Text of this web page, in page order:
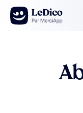
Aller au contenu